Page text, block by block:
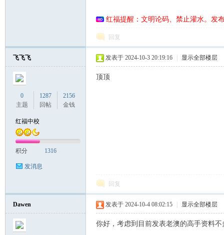
红福提醒：文明论码、禁止灌水。发
回复
飞飞飞
0
主题
1287
回帖
2156
金钱
红福中校
积分 1316
发消息
发表于 2024-10-3 20:19:16 显示全部楼层
顶顶
回复
Dawen 发表于 2024-10-4 08:02:15 显示全部楼层
你好，考虑到目前发表老澳的高手资料